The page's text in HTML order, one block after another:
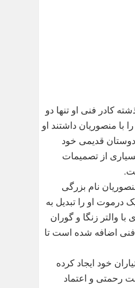
کادر فنی او تنها دو
منصوریان داشتند او
قدیمی خود
از تصمیمات
نام بزرگی
درموت او را تبدیل به
والتر زنگا و گوران
فنی اضافه شده است تا
خود ایجاد کرده
رحمتی و اعتماد